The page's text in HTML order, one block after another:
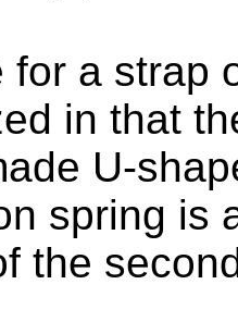
for a strap
in that
U-
spring is
the